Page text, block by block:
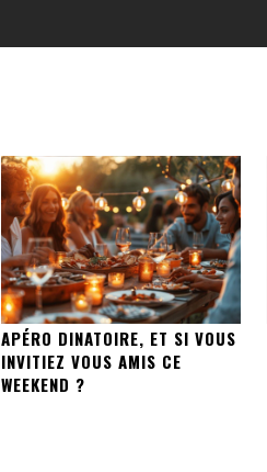
APÉRO DINATOIRE, ET SI VOUS
INVITIEZ VOUS AMIS CE
WEEKEND ?